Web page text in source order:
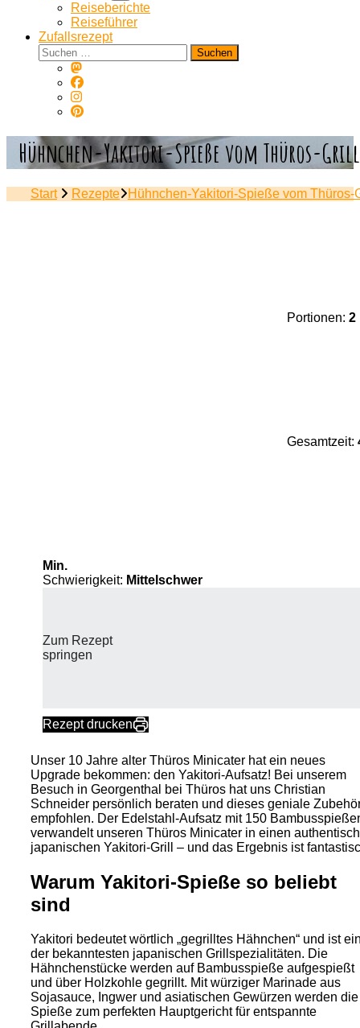
Reiseberichte
Reiseführer
Zufallsrezept
Suchen
nach:
Hühnchen-Yakitori-Spieße vom Thüros-Grill
Start Rezepte Hühnchen-Yakitori-Spieße vom Thüros-
Portionen: 2
Gesamtzeit:
Min.
Schwierigkeit: Mittelschwer
Zum Rezept
springen
Rezept drucken
Unser 10 Jahre alter Thüros Minicater hat ein neues
Upgrade bekommen: den Yakitori-Aufsatz! Bei unserem
Besuch in Georgenthal bei Thüros hat uns Christian
Schneider persönlich beraten und dieses geniale
empfohlen. Der Edelstahl-Aufsatz mit 150
verwandelt unseren Thüros Minicater in einen
japanischen Yakitori-Grill – und das Ergebnis ist
Warum Yakitori-Spieße so beliebt
sind
Yakitori bedeutet wörtlich „gegrilltes Hähnchen“ und ist
der bekanntesten japanischen Grillspezialitäten. Die
Hähnchenstücke werden auf Bambusspieße aufgespießt
und über Holzkohle gegrillt. Mit würziger Marinade aus
Sojasauce, Ingwer und asiatischen Gewürzen werden die
Spieße zum perfekten Hauptgericht für entspannte